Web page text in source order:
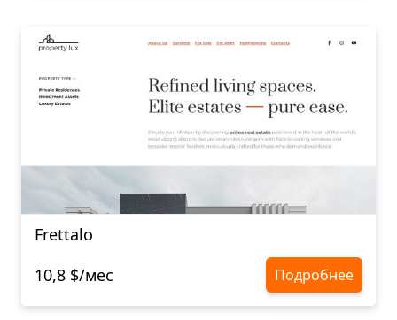
Frettalo
10,8 $/мес
Подробнее